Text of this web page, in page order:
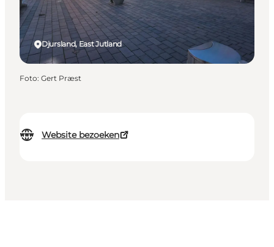
Website bezoeken
Djursland, East Jutland
Foto: Gert Præst